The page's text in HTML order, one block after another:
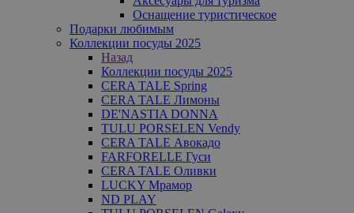
Оснащение туристическое
Подарки любимым
Коллекции посуды 2025
Назад
Коллекции посуды 2025
CERA TALE Spring
CERA TALE Лимоны
DE'NASTIA DONNA
TULU PORSELEN Vendy
CERA TALE Авокадо
FARFORELLE Гуси
CERA TALE Оливки
LUCKY Мрамор
ND PLAY